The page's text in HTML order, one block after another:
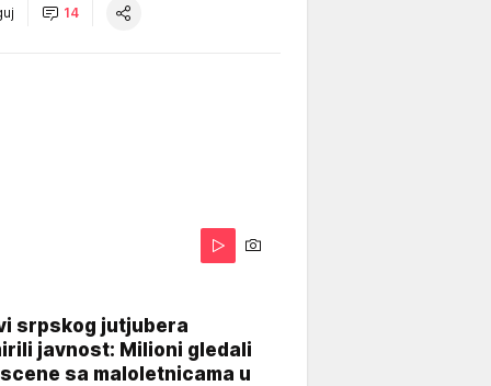
14
srpskog jutjubera
javnost: Milioni gledali
sa maloletnicama u